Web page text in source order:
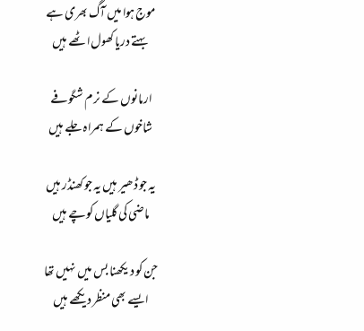
موج ہوا میں آگ بھری ہے
بہتے دریا کھول اٹھے ہیں
ارمانوں کے نرم شگوفے
شاخوں کے ہمراہ جلے ہیں
یہ جو ڈھیر ہیں یہ جو کھنڈر ہیں
ماضی کی گلیاں کوچے ہیں
جن کو دیکھنا بس میں نہیں تھا
ایسے بھی منظر دیکھے ہیں